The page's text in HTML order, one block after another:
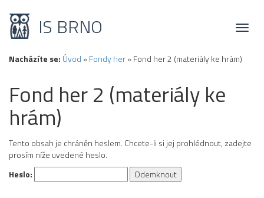
Toggle
IS BRNO
Nacházíte se: Úvod »Fondy her»Fond her 2 (materiály ke hrám)
Fond her 2 (materiály ke
hrám)
Tento obsah je chráněn heslem. Chcete-li si jej prohlédnout, zadejte
prosím níže uvedené heslo.
Heslo: